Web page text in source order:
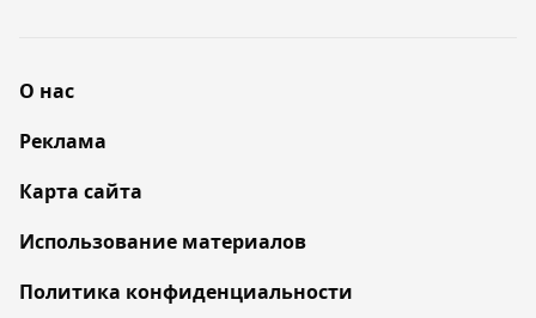
О нас
Реклама
Карта сайта
Использование материалов
Политика конфиденциальности